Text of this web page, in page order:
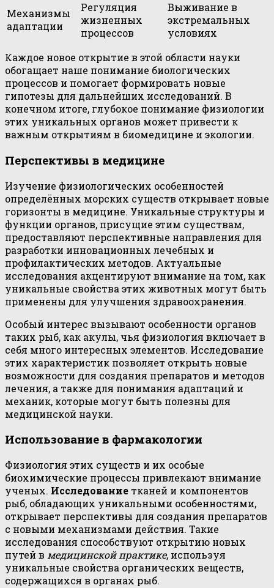
Механизмы
адаптации
Регуляция
жизненных
процессов
Выживание в
экстремальных
условиях
Каждое новое открытие в этой области науки
обогащает наше понимание биологических
процессов и помогает формировать новые
гипотезы для дальнейших исследований. В
конечном итоге, глубокое понимание физиологии
этих уникальных органов может привести к
важным открытиям в биомедицине и экологии.
Перспективы в медицине
Изучение физиологических особенностей
определённых морских существ открывает новые
горизонты в медицине. Уникальные структуры и
функции органов, присущие этим существам,
предоставляют перспективные направления для
разработки инновационных лечебных и
профилактических методов. Актуальные
исследования акцентируют внимание на том, как
уникальные свойства этих животных могут быть
применены для улучшения здравоохранения.
Особый интерес вызывают особенности органов
таких рыб, как акулы, чья физиология включает в
себя много интересных элементов. Исследование
этих характеристик позволяет открыть новые
возможности для создания препаратов и методов
лечения, а также для понимания адаптаций и
механик, которые могут быть полезны для
медицинской науки.
Использование в фармакологии
Физиология этих существ и их особые
биохимические процессы привлекают внимание
ученых. Исследование тканей и компонентов
рыб, обладающих уникальными особенностями,
открывает перспективы для создания препаратов
с новыми механизмами действия. Такие
исследования способствуют открытию новых
путей в медицинской практике, используя
уникальные свойства органических веществ,
содержащихся в органах рыб.